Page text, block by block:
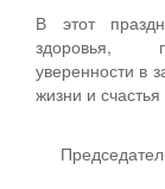
В этот
здоровья,
уверенности в
жизни и